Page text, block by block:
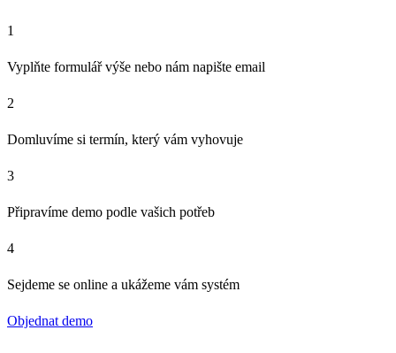
1
Vyplňte formulář výše nebo nám napište email
2
Domluvíme si termín, který vám vyhovuje
3
Připravíme demo podle vašich potřeb
4
Sejdeme se online a ukážeme vám systém
Objednat demo